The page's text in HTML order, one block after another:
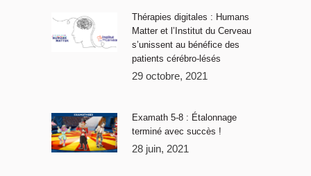
Thérapies digitales : Humans
Matter et l’Institut du Cerveau
s’unissent au bénéfice des
patients cérébro-lésés
29 octobre, 2021
Examath 5-8 : Étalonnage
terminé avec succès !
28 juin, 2021